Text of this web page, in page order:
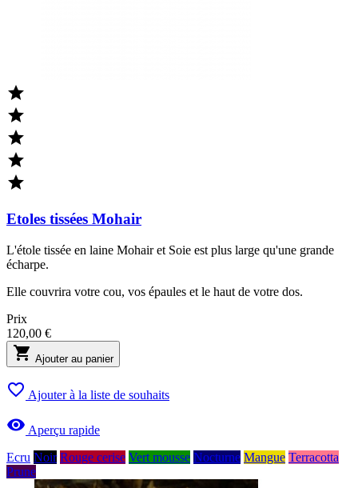





Etoles tissées Mohair
L'étole tissée en laine Mohair et Soie est plus large qu'une grande
écharpe.
Elle couvrira votre cou, vos épaules et le haut de votre dos.
Prix
120,00 €
 Ajouter au panier
 Ajouter à la liste de souhaits
 Aperçu rapide
Ecru Noir Rouge cerise Vert mousse Nocturne Mangue Terracotta
Prune